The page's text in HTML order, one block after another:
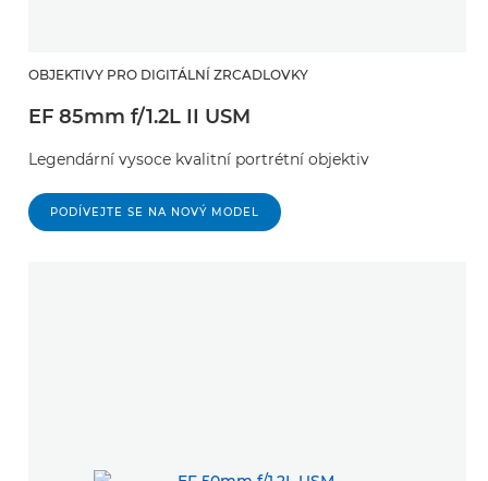
OBJEKTIVY PRO DIGITÁLNÍ ZRCADLOVKY
EF 85mm f/1.2L II USM
Legendární vysoce kvalitní portrétní objektiv
PODÍVEJTE SE NA NOVÝ MODEL